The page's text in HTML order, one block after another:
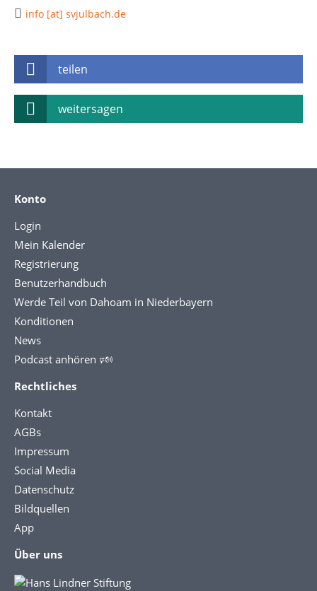
info [at] svjulbach.de
teilen
weitersagen
Konto
Login
Mein Kalender
Registrierung
Benutzerhandbuch
Werde Teil von Dahoam in Niederbayern
Konditionen
News
Podcast anhören 🕬
Rechtliches
Kontakt
AGBs
Impressum
Social Media
Datenschutz
Bildquellen
App
Über uns